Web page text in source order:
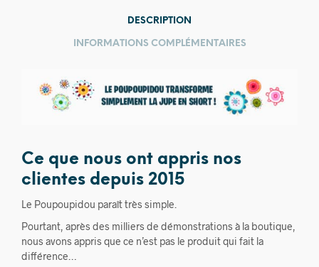
DESCRIPTION
INFORMATIONS COMPLÉMENTAIRES
Ce que nous ont appris nos
clientes depuis 2015
Le Poupoupidou paraît très simple.
Pourtant, après des milliers de démonstrations à la boutique,
nous avons appris que ce n’est pas le produit qui fait la
différence…